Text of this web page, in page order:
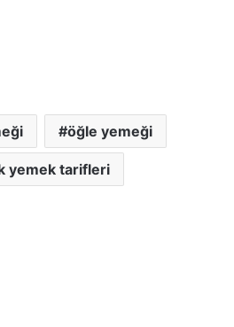
öğle yemeği
yemek tarifleri